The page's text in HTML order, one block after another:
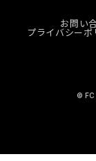
お問い
プライバシーポ
© FC